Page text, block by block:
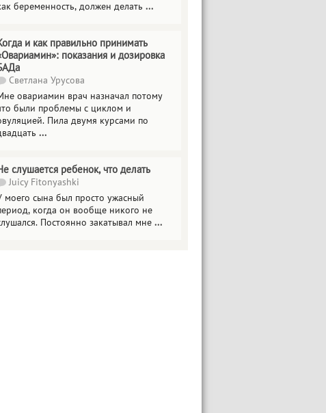
беременность, должен делать ...
и как правильно принимать
показания и дозировка
Светлана Урусова
овариамин врач назначал потому
были проблемы с циклом и
Пила двумя курсами по
...
слушается ребенок, что делать
Juicy Fitonyashki
моего сына был просто ужасный
когда он вообще никого не
Постоянно закатывал мне ...